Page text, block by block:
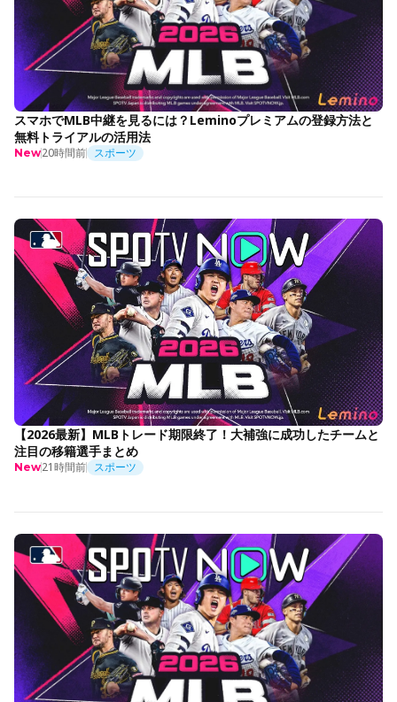
スマホでMLB中継を見るには？Leminoプレミアムの登録方法と
無料トライアルの活用法
New20時間前 スポーツ
【2026最新】MLBトレード期限終了！大補強に成功したチームと
注目の移籍選手まとめ
New21時間前 スポーツ